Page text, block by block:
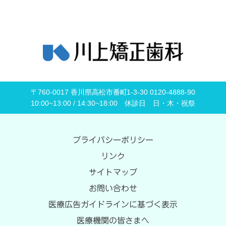
〒760-0017 香川県高松市番町1-3-30 0120-4888-90
10:00~13:00 / 14:30~18:00 休診日 日・木・祝祭
プライバシーポリシー
リンク
サイトマップ
お問い合わせ
医療広告ガイドラインに基づく表示
医療機関の皆さまへ